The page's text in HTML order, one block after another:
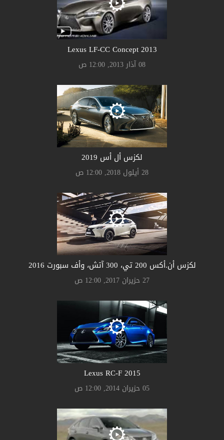
Lexus LF-CC Concept 2013
08 آذار 2013, 12:00 ص
لكزس أل أس 2019
28 أيلول 2018, 12:00 ص
لكزس أن.أكس 200 تي، 300 آتش، وأف سبورت 2016
27 حزيران 2017, 12:00 ص
Lexus RC-F 2015
05 حزيران 2014, 12:00 ص